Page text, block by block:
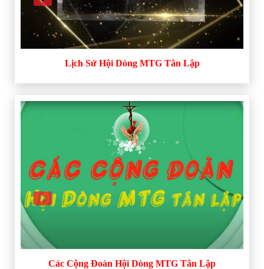
Lịch Sử Hội Dòng MTG Tân Lập
Các Cộng Đoàn Hội Dòng MTG Tân Lập